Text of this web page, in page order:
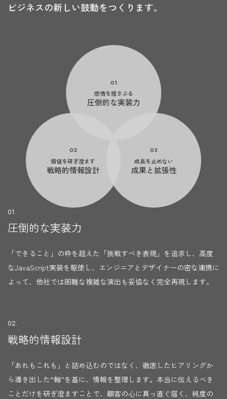
ビジネスの新しい鼓動をつくります。
01
感情を揺さぶる
圧倒的な実装力
02
価値を研ぎ澄ます
戦略的情報設計
03
成長を止めない
成果と拡張性
01.
圧倒的な実装力
「できること」の枠を超えた「挑戦すべき表現」を追求し、高度
なJavaScript実装を駆使し、エンジニアとデザイナーの密な連携に
よって、他社では困難な複雑な演出も妥協なく完全再現します。
02.
戦略的情報設計
「あれもこれも」と詰め込むのではなく、徹底したヒアリングか
ら導き出した“軸”を基に、情報を整理します。本当に伝えるべき
ことだけを研ぎ澄ますことで、顧客の心に真っ直ぐ届く、純度の